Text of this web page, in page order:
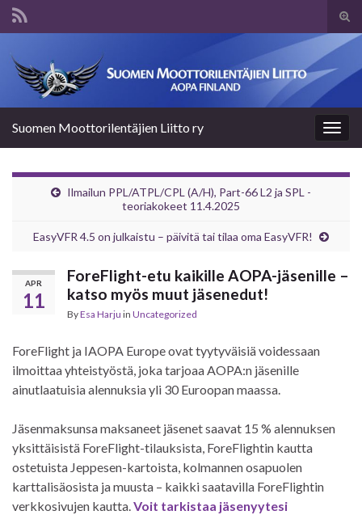
Suomen Moottorilentäjien Liitto ry
Ilmailun PPL/ATPL/CPL (A/H), Part-66 L2 ja SPL -
teoriakokeet 11.4.2025
EasyVFR 4.5 on julkaistu – päivitä tai tilaa oma EasyVFR!
APR
11
ForeFlight-etu kaikille AOPA-jäsenille –
katso myös muut jäsenedut!
ByEsa Harju in Uncategorized
ForeFlight ja IAOPA Europe ovat tyytyväisiä voidessaan
ilmoittaa yhteistyöstä, joka tarjoaa AOPA:n jäsenille
ainutlaatuisia alennuksia yli 30 Euroopan maassa.
Jäsenmaksunsa maksaneet jäsenet saavat 15 % alennuksen
yksittäisistä ForeFlight-tilauksista, ForeFlightin kautta
ostetuista Jeppesen-kartoista, kolmannen osapuolen
karttalisäosista ja muusta – kaikki saatavilla ForeFlightin
verkkosivujen kautta.Voit tarkistaa jäsenyytesi